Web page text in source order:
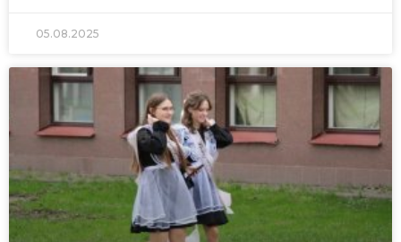
05.08.2025